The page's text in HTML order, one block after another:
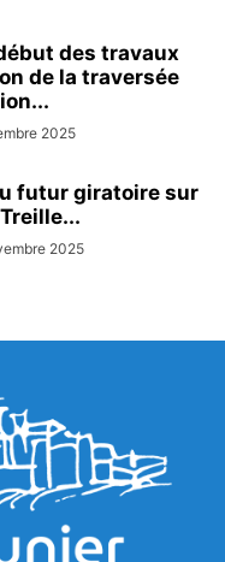
des travaux
de la traversée
2025
futur giratoire sur
2025